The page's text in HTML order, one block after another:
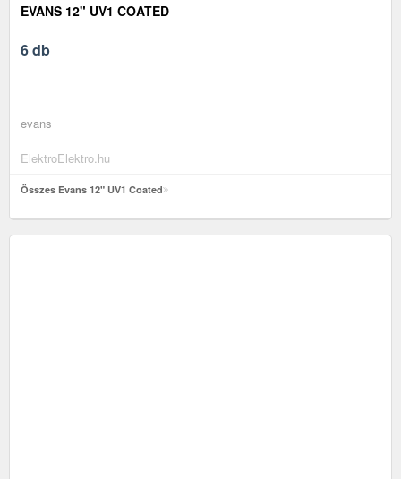
EVANS 12" UV1 COATED
6 db
evans
ElektroElektro.hu
Összes Evans 12" UV1 Coated